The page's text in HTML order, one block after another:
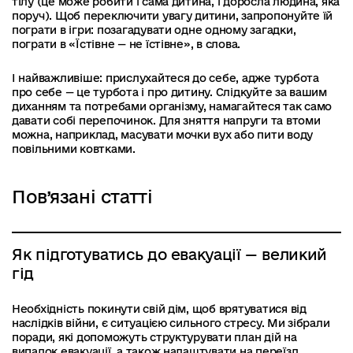
поруч). Щоб переключити увагу дитини, запропонуйте їй
пограти в ігри: позагадувати одне одному загадки,
пограти в «Їстівне — не їстівне», в слова.
І найважливіше: прислухайтеся до себе, адже турбота
про себе — це турбота і про дитину. Слідкуйте за вашим
диханням та потребами організму, намагайтеся так само
давати собі перепочинок. Для зняття напруги та втоми
можна, наприклад, масувати мочки вух або пити воду
повільними ковтками.
Пов’язані статті
Як підготуватись до евакуації — великий
гід
Необхідність покинути свій дім, щоб врятуватися від
наслідків війни, є ситуацією сильного стресу. Ми зібрали
поради, які допоможуть структурувати план дій на